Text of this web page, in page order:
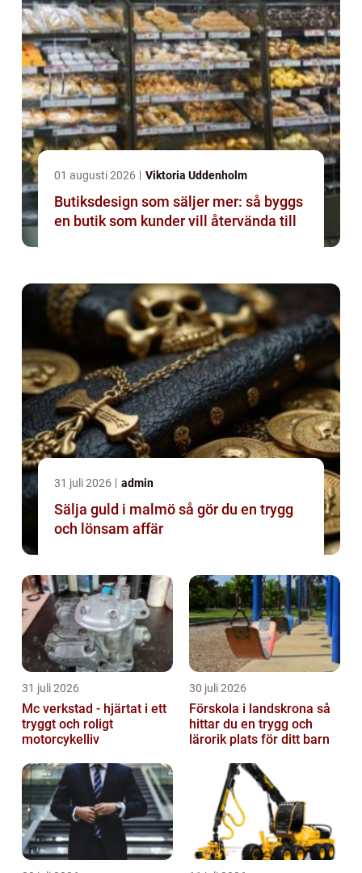
01 augusti 2026 Viktoria Uddenholm
Butiksdesign som säljer mer: så byggs
en butik som kunder vill återvända till
31 juli 2026 admin
Sälja guld i malmö så gör du en trygg
och lönsam affär
31 juli 2026
Mc verkstad - hjärtat i ett
tryggt och roligt
motorcykelliv
30 juli 2026
Förskola i landskrona så
hittar du en trygg och
lärorik plats för ditt barn